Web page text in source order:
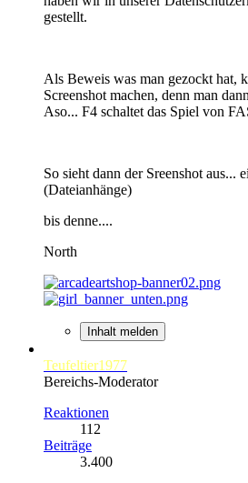
gestellt.
Als Beweis was man gezockt hat,
Screenshot machen, denn man
Aso... F4 schaltet das Spiel von
So sieht dann der Sreenshot aus...
(Dateianhänge)
bis denne....
North
Inhalt melden
Teufeltier1977
Bereichs-Moderator
Reaktionen
112
Beiträge
3.400